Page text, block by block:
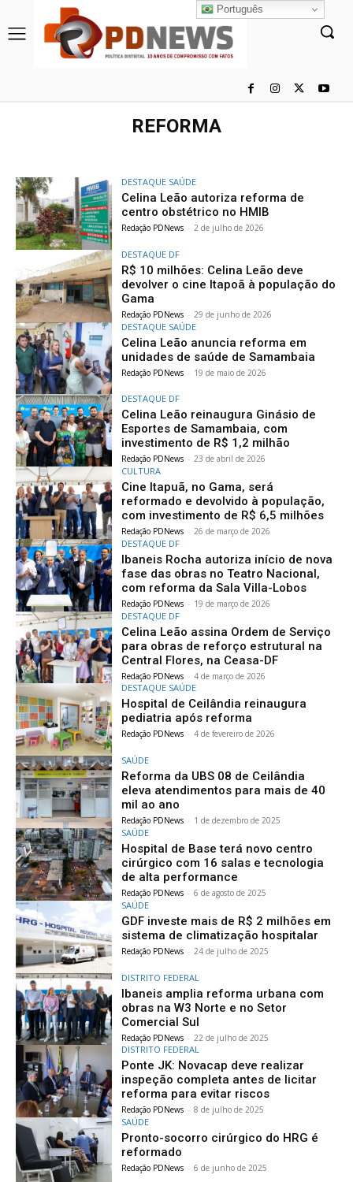
REFORMA
DESTAQUE SAÚDE
Celina Leão autoriza reforma de
centro obstétrico no HMIB
Redação PDNews - 2 de julho de 2026
DESTAQUE DF
R$ 10 milhões: Celina Leão deve
devolver o cine Itapoã à população do
Gama
Redação PDNews - 29 de junho de 2026
DESTAQUE SAÚDE
Celina Leão anuncia reforma em
unidades de saúde de Samambaia
Redação PDNews - 19 de maio de 2026
DESTAQUE DF
Celina Leão reinaugura Ginásio de
Esportes de Samambaia, com
investimento de R$ 1,2 milhão
Redação PDNews - 23 de abril de 2026
CULTURA
Cine Itapuã, no Gama, será
reformado e devolvido à população,
com investimento de R$ 6,5 milhões
Redação PDNews - 26 de março de 2026
DESTAQUE DF
Ibaneis Rocha autoriza início de nova
fase das obras no Teatro Nacional,
com reforma da Sala Villa-Lobos
Redação PDNews - 19 de março de 2026
DESTAQUE DF
Celina Leão assina Ordem de Serviço
para obras de reforço estrutural na
Central Flores, na Ceasa-DF
Redação PDNews - 4 de março de 2026
DESTAQUE SAÚDE
Hospital de Ceilândia reinaugura
pediatria após reforma
Redação PDNews - 4 de fevereiro de 2026
SAÚDE
Reforma da UBS 08 de Ceilândia
eleva atendimentos para mais de 40
mil ao ano
Redação PDNews - 1 de dezembro de 2025
SAÚDE
Hospital de Base terá novo centro
cirúrgico com 16 salas e tecnologia
de alta performance
Redação PDNews - 6 de agosto de 2025
SAÚDE
GDF investe mais de R$ 2 milhões em
sistema de climatização hospitalar
Redação PDNews - 24 de julho de 2025
DISTRITO FEDERAL
Ibaneis amplia reforma urbana com
obras na W3 Norte e no Setor
Comercial Sul
Redação PDNews - 22 de julho de 2025
DISTRITO FEDERAL
Ponte JK: Novacap deve realizar
inspeção completa antes de licitar
reforma para evitar riscos
Redação PDNews - 8 de julho de 2025
SAÚDE
Pronto-socorro cirúrgico do HRG é
reformado
Redação PDNews - 6 de junho de 2025
Português